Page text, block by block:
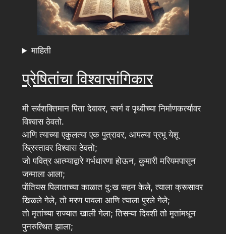
माहिती
प्रेषितांचा विश्वासांगिकार
मी सर्वशक्तिमान पिता देवावर, स्वर्ग व पृथ्वीच्या निर्माणकर्त्यावर
विश्वास ठेवतो.
आणि त्याच्या एकुलत्या एक पुत्रावर, आपल्या प्रभू येशू
ख्रिस्तावर विश्वास ठेवतो;
जो पवित्र आत्म्याद्वारे गर्भधारणा होऊन, कुमारी मरियमपासून
जन्माला आला;
पोंतियस पिलाताच्या काळात दु:ख सहन केले, त्याला क्रूसावर
खिळले गेले, तो मरण पावला आणि त्याला पुरले गेले;
तो मृतांच्या राज्यात खाली गेला; तिसऱ्या दिवशी तो मृतांमधून
पुनरुत्थित झाला;